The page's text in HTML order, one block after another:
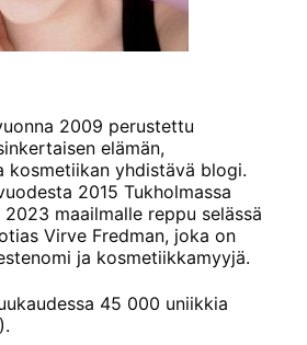
2009 perustettu
elämän,
kosmetiikan yhdistävä blogi.
2015 Tukholmassa
maailmalle reppu selässä
Virve Fredman, joka on
ja kosmetiikkamyyjä.
45 000 uniikkia